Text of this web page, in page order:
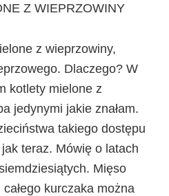
Z WIEPRZOWINY
z wieprzowiny,
Dlaczego? W
kotlety mielone z
jedynymi jakie znałam.
takiego dostępu
teraz. Mówię o latach
Mięso
kurczaka można